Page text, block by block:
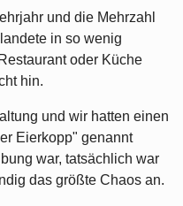
und die Mehrzahl
in so wenig
oder Küche
hin.
und wir hatten einen
Eierkopp" genannt
war, tatsächlich war
das größte Chaos an.